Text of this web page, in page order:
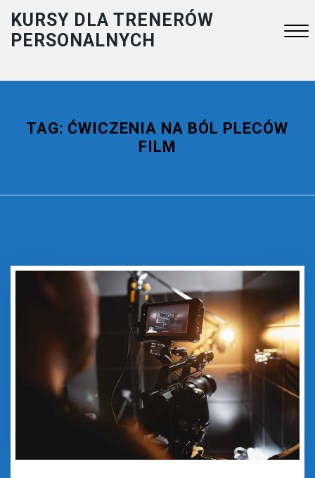
content
KURSY DLA TRENERÓW
PERSONALNYCH
TAG: ĆWICZENIA NA BÓL PLECÓW
FILM